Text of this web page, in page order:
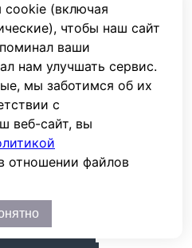
(включая
чтобы наш сайт
ваши
нам улучшать сервис.
мы заботимся об их
с
веб-сайт, вы
отношении файлов
TI 3200 (838206)
цену
К сравнению
Из сравнения
TI 7000 A ES (838235)
К сравнению